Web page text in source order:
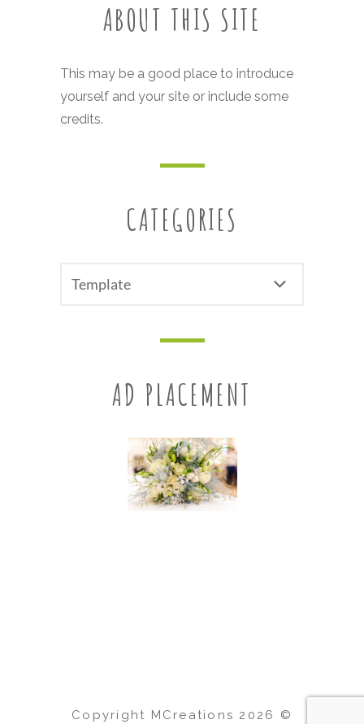
ABOUT THIS SITE
This may be a good place to introduce
yourself and your site or include some
credits.
CATEGORIES
AD PLACEMENT
Copyright MCreations 2026 ©